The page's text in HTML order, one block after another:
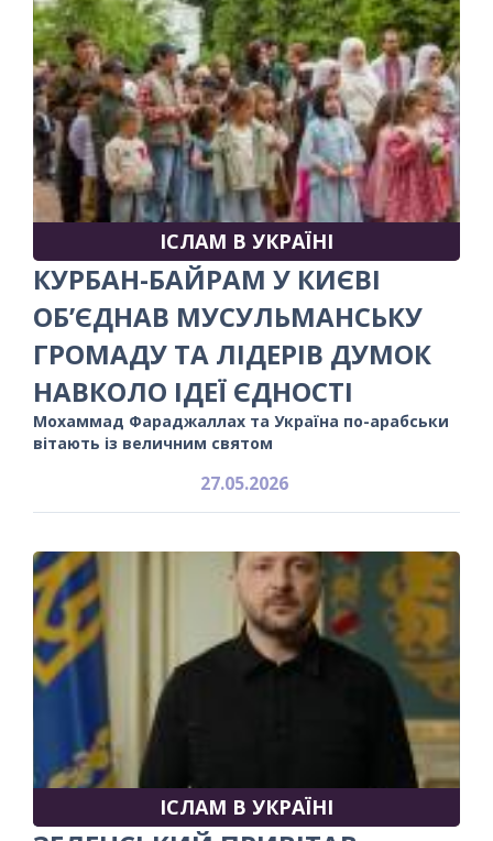
ІСЛАМ В УКРАЇНІ
КУРБАН-БАЙРАМ У КИЄВІ
ОБ’ЄДНАВ МУСУЛЬМАНСЬКУ
ГРОМАДУ ТА ЛІДЕРІВ ДУМОК
НАВКОЛО ІДЕЇ ЄДНОСТІ
Мохаммад Фараджаллах та Україна по-арабськи
вітають із величним святом
27.05.2026
ІСЛАМ В УКРАЇНІ